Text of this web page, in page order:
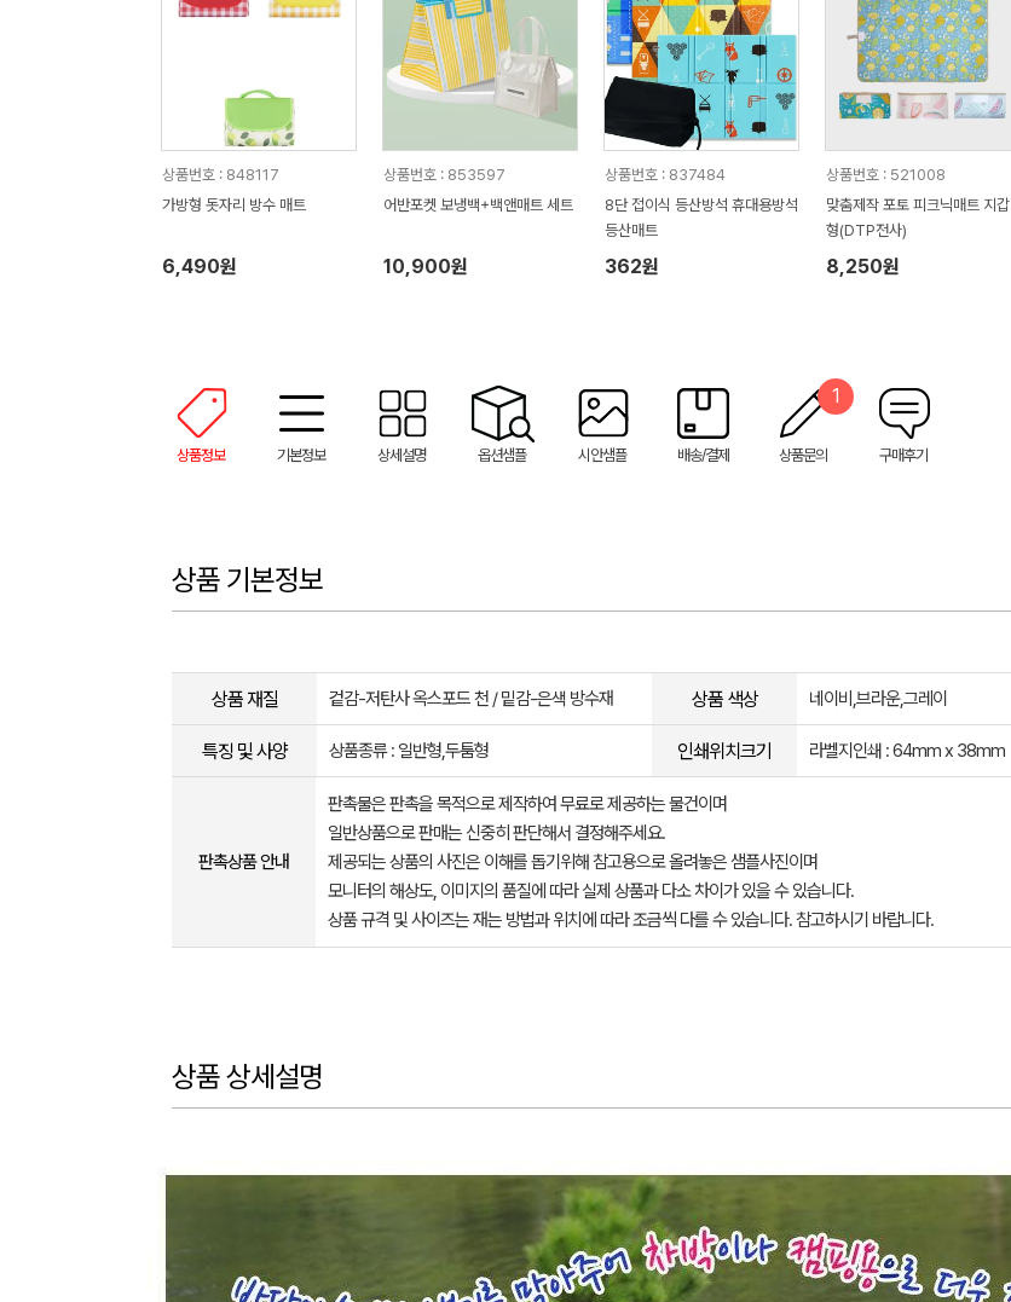
상품번호 : 848117
가방형 돗자리 방수 매트
6,490원
상품번호 : 853597
어반포켓 보냉백+백앤매트 세트
10,900원
상품번호 : 837484
8단 접이식 등산방석 휴대용방석
등산매트
362원
상품번호 : 521008
맞춤제작 포토 피크닉매트 지갑
형(DTP전사)
8,250원
상품정보 기본정보 상세설명 옵션샘플 시안샘플 배송/결제 상품문의
1
구매후기
상품 기본정보
상품 재질 겉감-저탄사 옥스포드 천 / 밑감-은색 방수재 상품 색상 네이비,브라운,그레이
특징 및 사양 상품종류 : 일반형,두툼형 인쇄위치크기 라벨지인쇄 : 64mm x 38mm
판촉상품 안내
판촉물은 판촉을 목적으로 제작하여 무료로 제공하는 물건이며
일반상품으로 판매는 신중히 판단해서 결정해주세요.
제공되는 상품의 사진은 이해를 돕기위해 참고용으로 올려놓은 샘플사진이며
모니터의 해상도, 이미지의 품질에 따라 실제 상품과 다소 차이가 있을 수 있습니다.
상품 규격 및 사이즈는 재는 방법과 위치에 따라 조금씩 다를 수 있습니다. 참고하시기 바랍니다.
상품 상세설명